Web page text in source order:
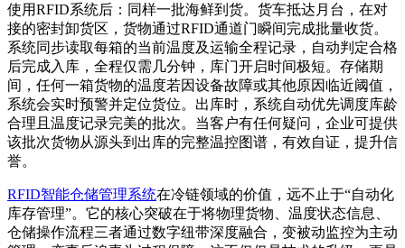
使用RFID系统后：同样一批海鲜到货。货车抵达月台，在对
接的密封卸货区，货物通过RFID通道门瞬间完成批量收货。
系统同步读取每箱的当前温度及运输全程记录，自动判定合格
后完成入库，全程仅需几分钟，库门开启时间极短。存储期
间，任何一箱货物的温度若因设备故障或其他原因临近阈值，
系统会实时预警并定位货位。出库时，系统自动优先调度库龄
合理且温度记录完美的批次。当客户有任何疑问，企业可提供
该批次货物从源头到出库的完整温控图谱，有效自证，提升信
誉。
RFID智能仓储管理系统在冷链领域的价值，远不止于“自动化
库存管理”。它的核心突破在于将物理货物、温度状态信息、
仓储操作流程三者通过数字纽带深度融合，变被动监控为主动